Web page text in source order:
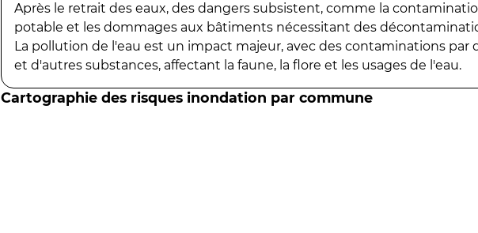
Après le retrait des eaux, des dangers subsistent, comme la
potable et les dommages aux bâtiments nécessitant des
La pollution de l'eau est un impact majeur, avec des contaminations par
et d'autres substances, affectant la faune, la flore et les usages de l'eau.
Cartographie des risques inondation par commune